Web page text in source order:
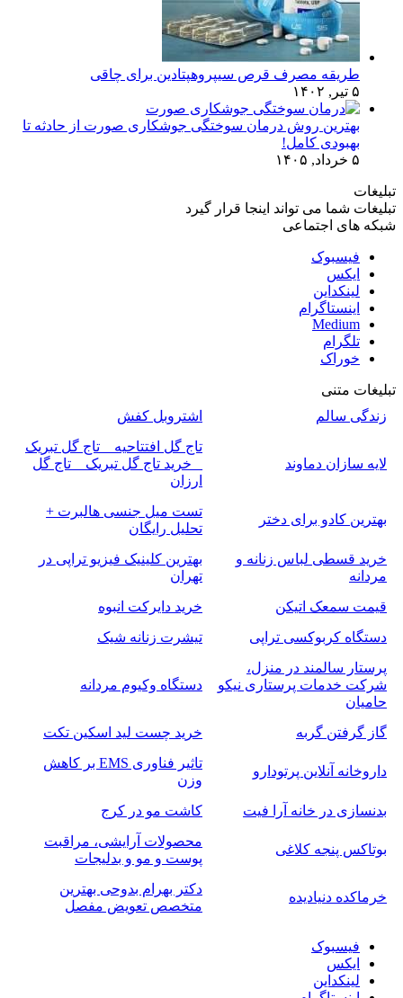
طریقه مصرف قرص سیپروهپتادین برای چاقی
۵ تیر, ۱۴۰۲
بهترین روش درمان سوختگی جوشکاری صورت از حادثه تا
بهبودی کامل!
۵ خرداد, ۱۴۰۵
تبلیغات
تبلیغات شما می تواند اینجا قرار گیرد
شبکه های اجتماعی
فیسبوک
ایکس
لینکداین
اینستاگرام
Medium
تلگرام
خوراک
تبلیغات متنی
زندگی سالم
اشتروبل کفش
لایه سازان دماوند
تاج گل افتتاحیه _ تاج گل تبریک
_ خرید تاج گل تبریک _ تاج گل
ارزان
بهترین کادو برای دختر
تست میل جنسی هالبرت +
تحلیل رایگان
خرید قسطی لباس زنانه و
مردانه
بهترین کلینیک فیزیو تراپی در
تهران
قیمت سمعک اتیکن
خرید دایرکت انبوه
دستگاه کربوکسی تراپی
تیشرت زنانه شیک
پرستار سالمند در منزل،
شرکت خدمات پرستاری نیکو
حامیان
دستگاه وکیوم مردانه
گاز گرفتن گربه خرید چست لید اسکین تکت
داروخانه آنلاین پرتودارو
تاثیر فناوری EMS بر کاهش
وزن
بدنسازی در خانه آرا فیت
کاشت مو در کرج
بوتاکس پنجه کلاغی
محصولات آرایشی، مراقبت
پوست و مو و بدلیجات
خرماکده دنیادیده
دکتر بهرام بدوحی بهترین
متخصص تعویض مفصل
فیسبوک
ایکس
لینکداین